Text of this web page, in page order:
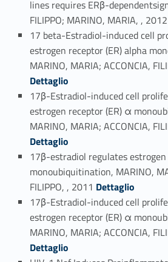
lines requires ERβ-
FILIPPO; MARINO, MARIA, , 2012
17 beta-Estradiol-induced cell
estrogen receptor (ER) alpha
MARINO, MARIA; ACCONCIA,
Dettaglio
17β-Estradiol-induced cell
estrogen receptor (ER) α
MARINO, MARIA; ACCONCIA,
Dettaglio
17β-estradiol regulates
monoubiquitination, MARINO,
FILIPPO, , 2011 Link identifier #identifier_person_147903-65
Dettaglio
17β-Estradiol-induced cell
estrogen receptor (ER) α
MARINO, MARIA; ACCONCIA,
Dettaglio